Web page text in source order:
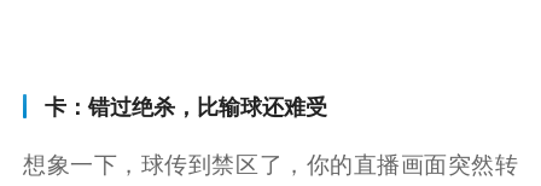
卡：错过绝杀，比输球还难受
想象一下，球传到禁区了，你的直播画面突然转